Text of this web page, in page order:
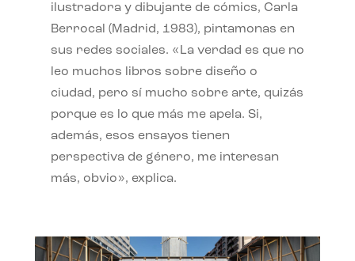
ilustradora y dibujante de cómics, Carla
Berrocal (Madrid, 1983), pintamonas en
sus redes sociales. «La verdad es que no
leo muchos libros sobre diseño o
ciudad, pero sí mucho sobre arte, quizás
porque es lo que más me apela. Si,
además, esos ensayos tienen
perspectiva de género, me interesan
más, obvio», explica.